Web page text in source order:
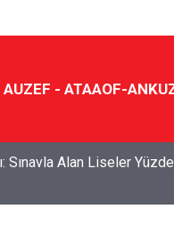
- ATAAOF-
Sınavla Alan Liseler